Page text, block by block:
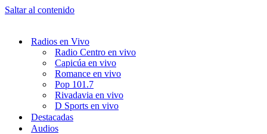
Saltar al contenido
Radios en Vivo
Radio Centro en vivo
Capicúa en vivo
Romance en vivo
Pop 101.7
Rivadavia en vivo
D Sports en vivo
Destacadas
Audios